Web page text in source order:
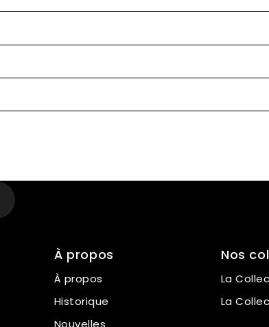
À propos
À propos
Historique
Nouvelles
Nos
La
La